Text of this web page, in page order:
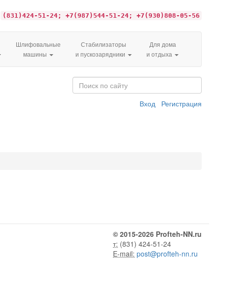
(831)424-51-24; +7(987)544-51-24; +7(930)808-05-56
Шлифовальные
машины
Стабилизаторы
и пускозарядники
Для дома
и отдыха
Вход Регистрация
© 2015-2026 Profteh-NN.ru
т: (831) 424-51-24
E-mail: post@profteh-nn.ru